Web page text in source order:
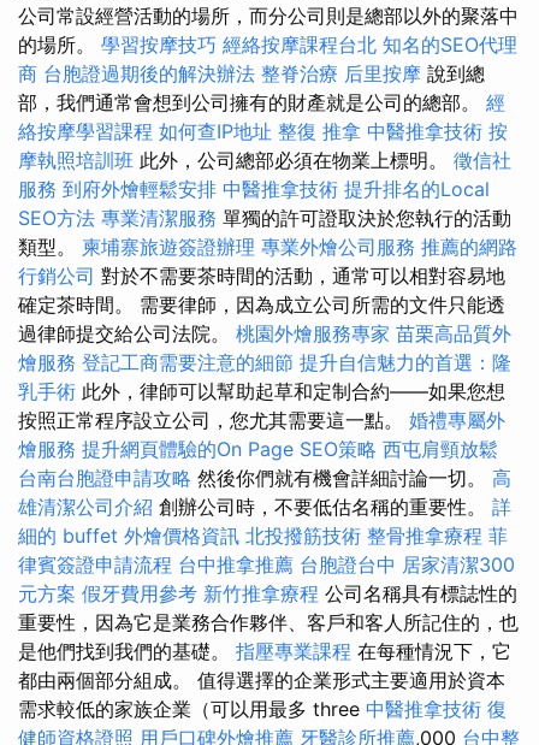
公司常設經營活動的場所，而分公司則是總部以外的聚落中
的場所。 學習按摩技巧 經絡按摩課程台北 知名的SEO代理
商 台胞證過期後的解決辦法 整脊治療 后里按摩 說到總
部，我們通常會想到公司擁有的財產就是公司的總部。 經
絡按摩學習課程 如何查IP地址 整復 推拿 中醫推拿技術 按
摩執照培訓班 此外，公司總部必須在物業上標明。 徵信社
服務 到府外燴輕鬆安排 中醫推拿技術 提升排名的Local
SEO方法 專業清潔服務 單獨的許可證取決於您執行的活動
類型。 柬埔寨旅遊簽證辦理 專業外燴公司服務 推薦的網路
行銷公司 對於不需要茶時間的活動，通常可以相對容易地
確定茶時間。 需要律師，因為成立公司所需的文件只能透
過律師提交給公司法院。 桃園外燴服務專家 苗栗高品質外
燴服務 登記工商需要注意的細節 提升自信魅力的首選：隆
乳手術 此外，律師可以幫助起草和定制合約——如果您想
按照正常程序設立公司，您尤其需要這一點。 婚禮專屬外
燴服務 提升網頁體驗的On Page SEO策略 西屯肩頸放鬆
台南台胞證申請攻略 然後你們就有機會詳細討論一切。 高
雄清潔公司介紹 創辦公司時，不要低估名稱的重要性。 詳
細的 buffet 外燴價格資訊 北投撥筋技術 整骨推拿療程 菲
律賓簽證申請流程 台中推拿推薦 台胞證台中 居家清潔300
元方案 假牙費用參考 新竹推拿療程 公司名稱具有標誌性的
重要性，因為它是業務合作夥伴、客戶和客人所記住的，也
是他們找到我們的基礎。 指壓專業課程 在每種情況下，它
都由兩個部分組成。 值得選擇的企業形式主要適用於資本
需求較低的家族企業（可以用最多 three 中醫推拿技術 復
健師資格證照 用戶口碑外燴推薦 牙醫診所推薦,000 台中整